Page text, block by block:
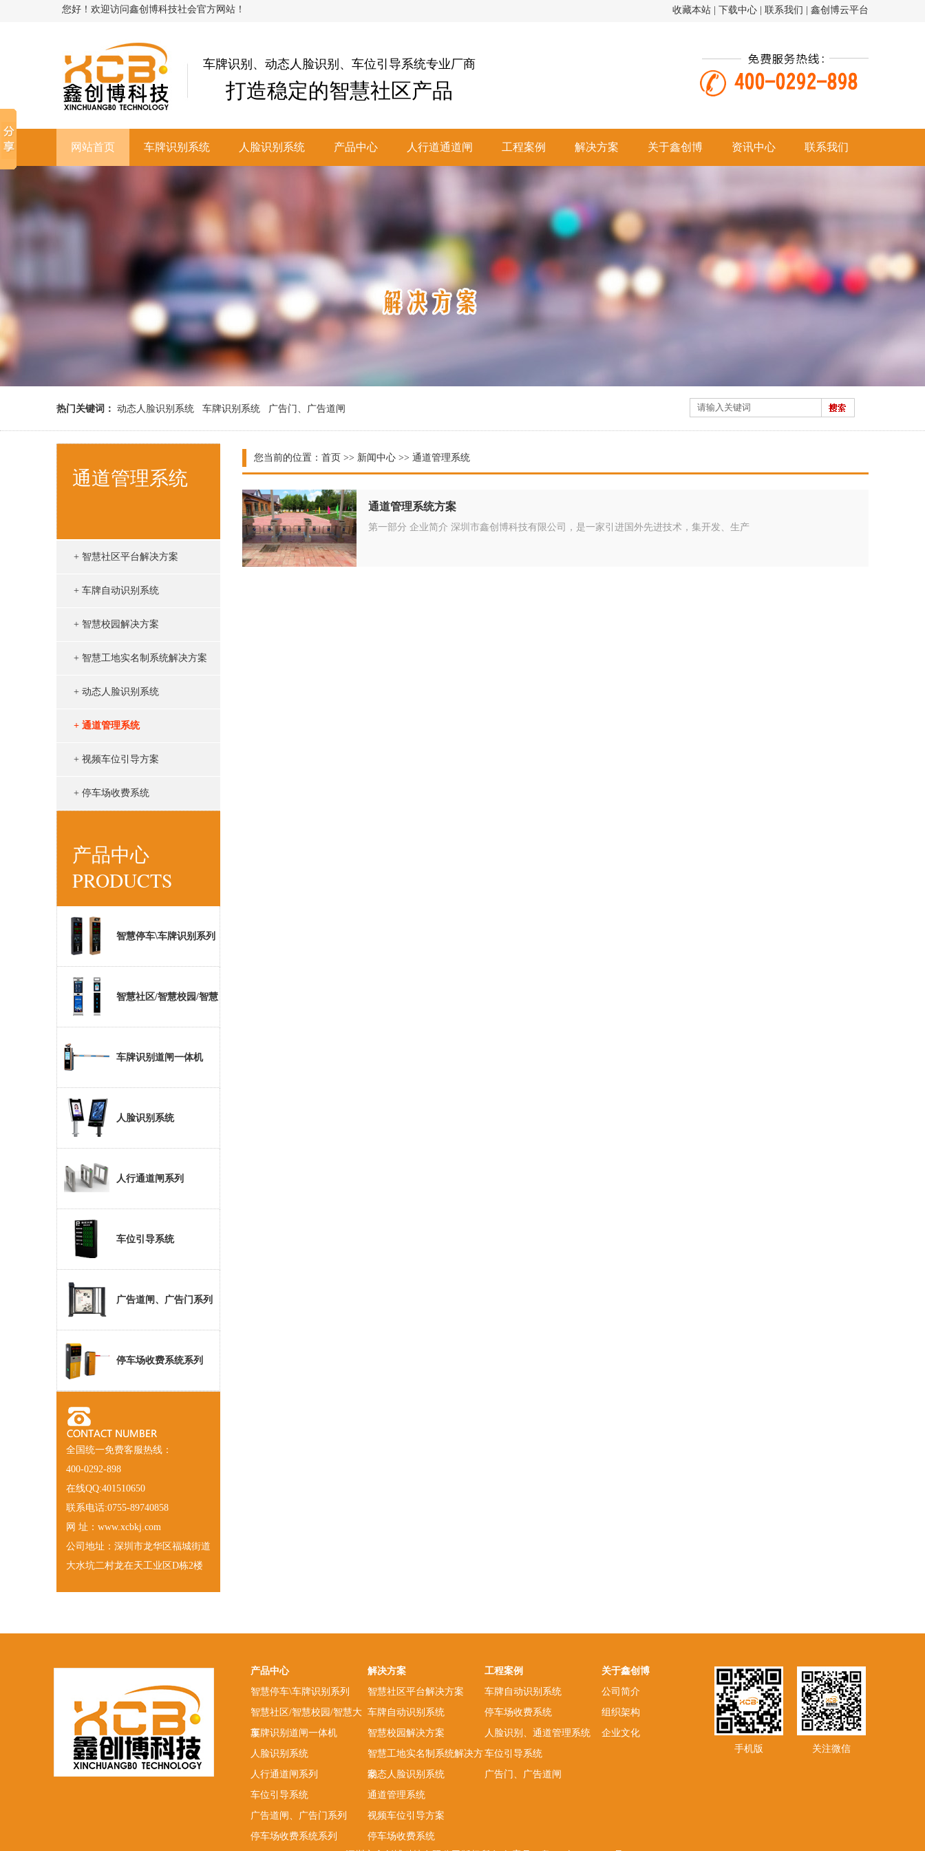
您好！欢迎访问鑫创博科技社会官方网站！ 收藏本站 下载中心 联系我们 鑫创博云平台
车牌识别、动态人脸识别、车位引导系统专业厂商
打造稳定的智慧社区产品
网站首页 车牌识别系统 人脸识别系统 产品中心 人行道通道闸 工程案例 解决方案 关于鑫创博 资讯中心 联系我们
热门关键词： 动态人脸识别系统 车牌识别系统 广告门、广告道闸
您当前的位置： 首页 >> 新闻中心 >> 通道管理系统
通道管理系统方案
第一部分 企业简介 深圳市鑫创博科技有限公司，是一家引进国外先进技术，集开发、生产
通道管理系统
+ 智慧社区平台解决方案
+ 车牌自动识别系统
+ 智慧校园解决方案
+ 智慧工地实名制系统解决方案
+ 动态人脸识别系统
+ 通道管理系统
+ 视频车位引导方案
+ 停车场收费系统
产品中心
PRODUCTS
智慧停车\车牌识别系列
智慧社区/智慧校园/智慧
大厦 车牌识别道闸一体机
人脸识别系统
人行通道闸系列
车位引导系统
广告道闸、广告门系列
停车场收费系统系列
全国统一免费客服热线：
400-0292-898
在线QQ:401510650
联系电话:0755-89740858
网 址：www.xcbkj.com
公司地址：深圳市龙华区福城街道
大水坑二村龙在天工业区D栋2楼
产品中心
智慧停车\车牌识别系列
智慧社区/智慧校园/智慧大
厦
车牌识别道闸一体机
人脸识别系统
人行通道闸系列
车位引导系统
广告道闸、广告门系列
停车场收费系统系列
解决方案
智慧社区平台解决方案
车牌自动识别系统
智慧校园解决方案
智慧工地实名制系统解决方
案
动态人脸识别系统
通道管理系统
视频车位引导方案
停车场收费系统
工程案例
车牌自动识别系统
停车场收费系统
人脸识别、通道管理系统
车位引导系统
广告门、广告道闸
关于鑫创博
公司简介
组织架构
企业文化
手机版
关注微信